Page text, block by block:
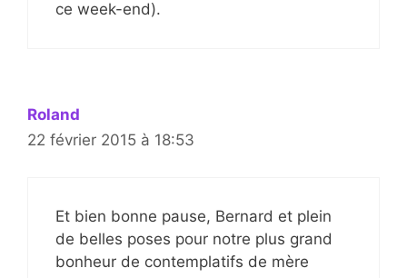
ce week-end).
Roland
22 février 2015 à 18:53
Et bien bonne pause, Bernard et plein
de belles poses pour notre plus grand
bonheur de contemplatifs de mère